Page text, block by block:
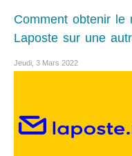
Comment obtenir le
Laposte sur une
Jeudi, 3 Mars 2022